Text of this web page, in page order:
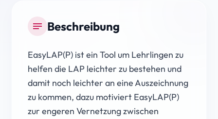
notes Beschreibung
EasyLAP(P) ist ein Tool um Lehrlingen zu
helfen die LAP leichter zu bestehen und
damit noch leichter an eine Auszeichnung
zu kommen, dazu motiviert EasyLAP(P)
zur engeren Vernetzung zwischen